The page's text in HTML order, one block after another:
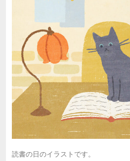
読書の日のイラストです。